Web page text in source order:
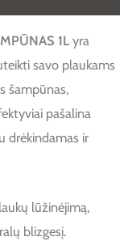
1L yra
savo plaukams
šampūnas,
pašalina
drėkindamas ir
lūžinėjimą,
blizgesį.